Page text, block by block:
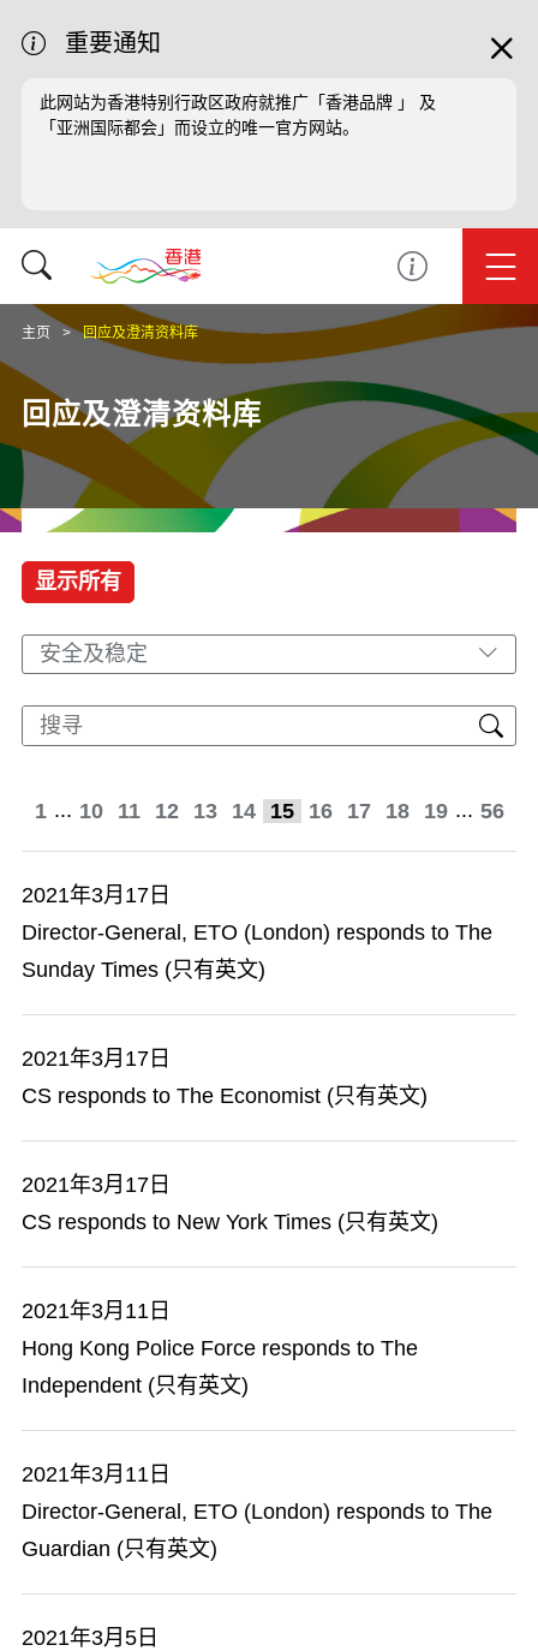
重要通知
此网站为香港特别行政区政府就推广「香港品牌 」 及
「亚洲国际都会」而设立的唯一官方网站。
主页 回应及澄清资料库
回应及澄清资料库
显示所有
安全及稳定
1 ... 10 11 12 13 14 15 16 17 18 19 ... 56
2021年3月17日
Director-General, ETO (London) responds to The
Sunday Times (只有英文)
2021年3月17日
CS responds to The Economist (只有英文)
2021年3月17日
CS responds to New York Times (只有英文)
2021年3月11日
Hong Kong Police Force responds to The
Independent (只有英文)
2021年3月11日
Director-General, ETO (London) responds to The
Guardian (只有英文)
2021年3月5日